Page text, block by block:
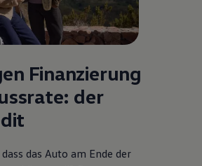
Finanzierung
der
das Auto am Ende der